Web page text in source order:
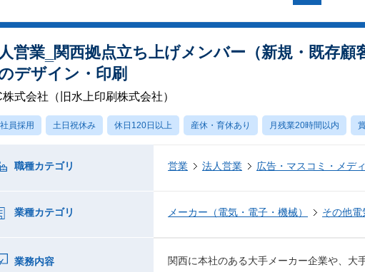
営業‗関西拠点立ち上げメンバー（新規・既存
デザイン・印刷
株式会社（旧水上印刷株式会社）
員採用 土日祝休み 休日120日以上 産休・育休あり 月残業20時間以内
職種カテゴリ 営業 法人営業 広告・マスコミ・メデ
業種カテゴリ メーカー（電気・電子・機械） その他電
業務内容
関西に本社のある大手メーカー企業や、大